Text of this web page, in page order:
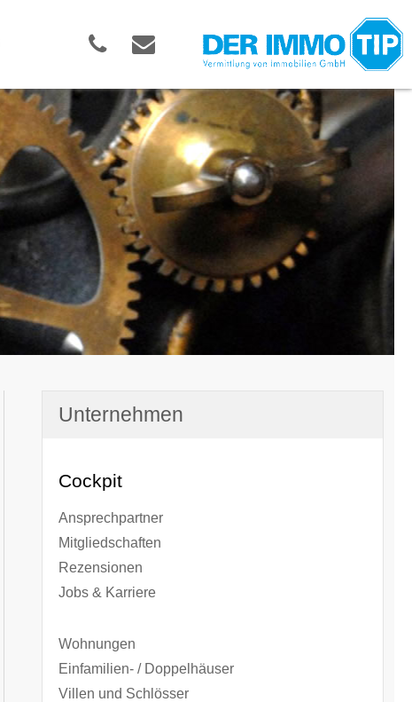
Unternehmen
Cockpit
Ansprechpartner
Mitgliedschaften
Rezensionen
Jobs & Karriere
Wohnungen
Einfamilien- / Doppelhäuser
Villen und Schlösser